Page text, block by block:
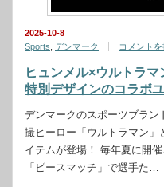
2025-10-8
Sports デンマーク コメントを
ヒュンメル×ウルトラマ
特別デザインのコラボ
デンマークのスポーツブラン
撮ヒーロー「ウルトラマン」
イテムが登場！ 毎年夏に開
「ピースマッチ」で選手た…